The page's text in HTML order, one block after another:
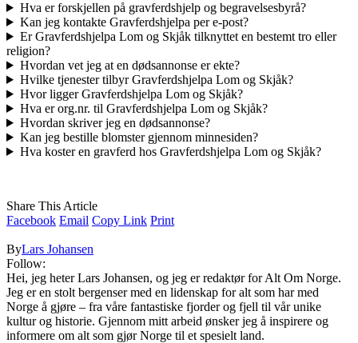
Hva er forskjellen på gravferdshjelp og begravelsesbyrå?
Kan jeg kontakte Gravferdshjelpa per e-post?
Er Gravferdshjelpa Lom og Skjåk tilknyttet en bestemt tro eller
religion?
Hvordan vet jeg at en dødsannonse er ekte?
Hvilke tjenester tilbyr Gravferdshjelpa Lom og Skjåk?
Hvor ligger Gravferdshjelpa Lom og Skjåk?
Hva er org.nr. til Gravferdshjelpa Lom og Skjåk?
Hvordan skriver jeg en dødsannonse?
Kan jeg bestille blomster gjennom minnesiden?
Hva koster en gravferd hos Gravferdshjelpa Lom og Skjåk?
Share This Article
Facebook Email Copy Link Print
ByLars Johansen
Follow:
Hei, jeg heter Lars Johansen, og jeg er redaktør for Alt Om Norge.
Jeg er en stolt bergenser med en lidenskap for alt som har med
Norge å gjøre – fra våre fantastiske fjorder og fjell til vår unike
kultur og historie. Gjennom mitt arbeid ønsker jeg å inspirere og
informere om alt som gjør Norge til et spesielt land.